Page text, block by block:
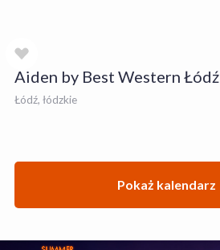
Aiden by Best Western Łódź
Łódź, łódzkie
Pokaż kalendarz